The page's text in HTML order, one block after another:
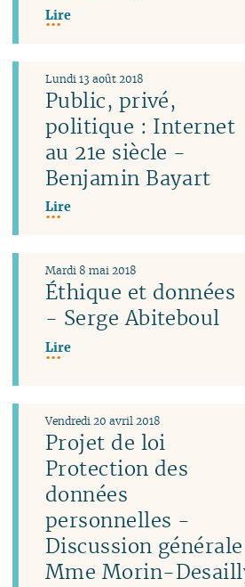
Lire
Public, privé,
politique : Internet
au 21e siècle -
Benjamin Bayart
Lundi 13 août 2018
Lire
Éthique et données
- Serge Abiteboul
Mardi 8 mai 2018
Lire
Projet de loi
Protection des
données
personnelles -
Discussion
Mme Morin-
Vendredi 20 avril 2018